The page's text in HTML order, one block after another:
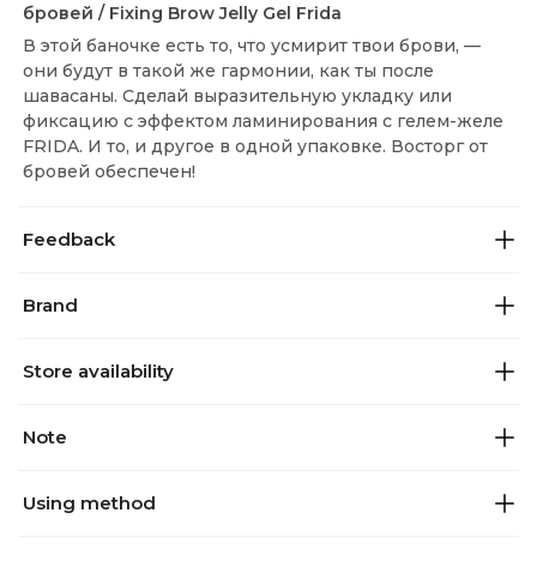
бровей / Fixing Brow Jelly Gel Frida
В этой баночке есть то, что усмирит твои брови, —
они будут в такой же гармонии, как ты после
шавасаны. Сделай выразительную укладку или
фиксацию с эффектом ламинирования с гелем-желе
FRIDA. И то, и другое в одной упаковке. Восторг от
бровей обеспечен!
Feedback
Brand
Store availability
Note
Using method